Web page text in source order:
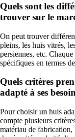
Quels sont les
trouver sur le
On peut trouver
pleins, les huis vitrés,
persiennes, etc.
spécifiques en termes
Quels critères
adapté à ses
Pour choisir un huis
compte plusieurs
matériau de